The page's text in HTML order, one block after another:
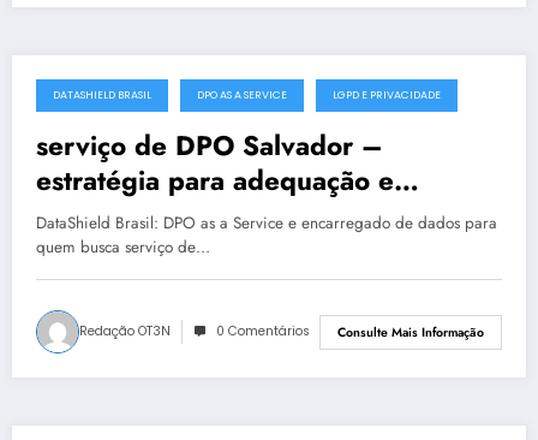
junho 26, 2025
DATASHIELD BRASIL DPO AS A SERVICE LGPD E PRIVACIDADE
serviço de DPO Salvador –
estratégia para adequação e
maturidade
DataShield Brasil: DPO as a Service e encarregado de dados para
quem busca serviço de…
Redação OT3N 0 Comentários Consulte Mais Informação